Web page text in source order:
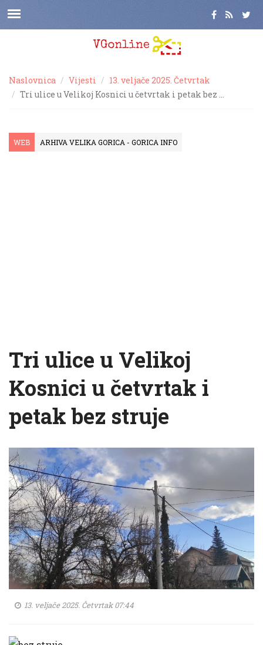
Naslovnica Vijesti
13. veljače 2025. Četvrtak
Tri ulice u Velikoj Kosnici u četvrtak i petak bez …
WEB ARHIVA VELIKA GORICA - GORICA INFO
Tri ulice u Velikoj
Kosnici u četvrtak i
petak bez struje
13. veljače 2025. Četvrtak 07:44